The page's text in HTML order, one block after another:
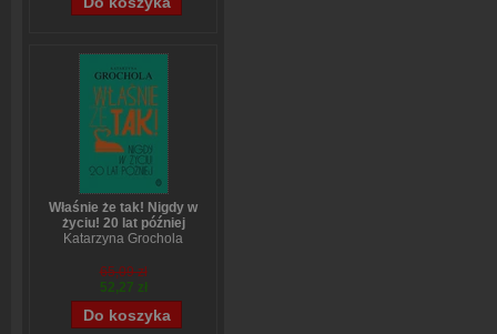
Właśnie że tak! Nigdy w
życiu! 20 lat później
Katarzyna Grochola
65,09 zł
52,27 zł